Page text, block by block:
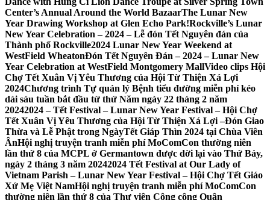
Center’s Annual Around the World BazaarThe Lunar New
Year Drawing Workshop at Glen Echo Park!Rockville’s Lunar
New Year Celebration – 2024 – Lễ đón Tết Nguyên đán của
Thành phố Rockville2024 Lunar New Year Weekend at
WestField WheatonĐón Tết Nguyên Đán – 2024 – Lunar New
Year Celebration at WestField Montgomery MallVideo clips Hội
Chợ Tết Xuân Vị Yêu Thương của Hội Từ Thiện Xá Lợi
2024Chương trình Tự quản lý Bệnh tiểu đường miễn phí kéo
dài sáu tuần bắt đầu từ thứ Năm ngày 22 tháng 2 năm
20242024 – Tết Festival – Lunar New Year Festival – Hội Chợ
Tết Xuân Vị Yêu Thương của Hội Từ Thiện Xá Lợi –Đón Giao
Thừa và Lễ Phật trong NgàyTết Giáp Thìn 2024 tại Chùa Viên
ÂnHội nghị truyện tranh miễn phí MoComCon thường niên
lần thứ 8 của MCPL ở Germantown được dời lại vào Thứ Bảy,
ngày 2 tháng 3 năm 20242024 Tết Festival at Our Lady of
Vietnam Parish – Lunar New Year Festival – Hội Chợ Tết Giáo
Xứ Mẹ Việt NamHội nghị truyện tranh miễn phí MoComCon
thường niên lần thứ 8 của Thư viện Công cộng Quận